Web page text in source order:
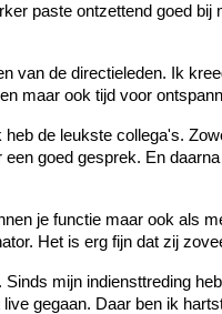
paste ontzettend goed
de directieleden. Ik
maar ook tijd voor
de leukste collega's.
goed gesprek. En
je functie maar ook als
Het is erg fijn dat zij
mijn indiensttreding
gegaan. Daar ben ik